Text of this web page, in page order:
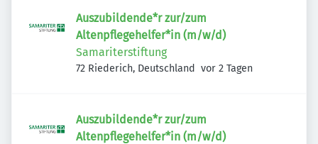
Auszubildende*r zur/zum
Altenpflegehelfer*in (m/w/d)
Samariterstiftung
72 Riederich, Deutschland Veröffentlicht
vor 2 Tagen
Auszubildende*r zur/zum
Altenpflegehelfer*in (m/w/d)